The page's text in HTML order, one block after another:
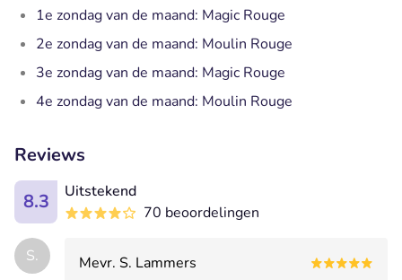
1e zondag van de maand: Magic Rouge
2e zondag van de maand: Moulin Rouge
3e zondag van de maand: Magic Rouge
4e zondag van de maand: Moulin Rouge
Reviews
8.3
Uitstekend
70 beoordelingen
S.
Mevr. S. Lammers